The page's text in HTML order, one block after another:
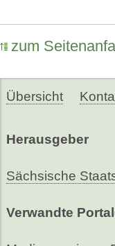
zum
Übersicht
Herausgeber
Sächsische
Verwandte